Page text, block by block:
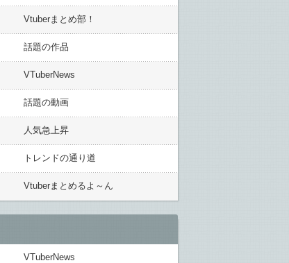
Vtuberまとめ部！
話題の作品
VTuberNews
話題の動画
人気急上昇
トレンドの通り道
Vtuberまとめるよ～ん
VTuberNews